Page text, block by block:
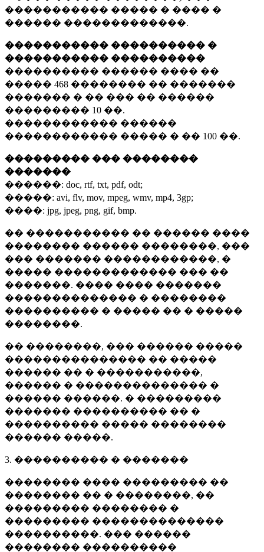
����������� ����� � ���� �
������ �������������.
����������� ���������� �
����������� ����������
���������� ������ ���� ��
����� 468 �������� �� �������
������� � �� ��� �� ������
��������� 10 ��.
������������ ������
������������ ����� � �� 100 ��.
��������� ��� ��������
�������
������: doc, rtf, txt, pdf, odt;
�����: avi, flv, mov, mpeg, wmv, mp4, 3gp;
����: jpg, jpeg, png, gif, bmp.
�� ����������� �� ������ ����
�������� ������ ��������, ���
��� ������� ������������, �
����� ������������� ��� ��
�������. ���� ���� �������
�������������� � ��������
���������� � ����� �� � �����
��������.
�� ��������, ��� ������ �����
��������������� �� �����
������ �� � �����������,
������ � �������������� �
������ ������. � ���������
������� ���������� �� �
���������� ����� ��������
������ �����.
3. ���������� � �������
�������� ���� ��������� ��
�������� �� � ��������, ��
��������� �������� �
��������� ��������������
����������. ��� ������
�������� ����������